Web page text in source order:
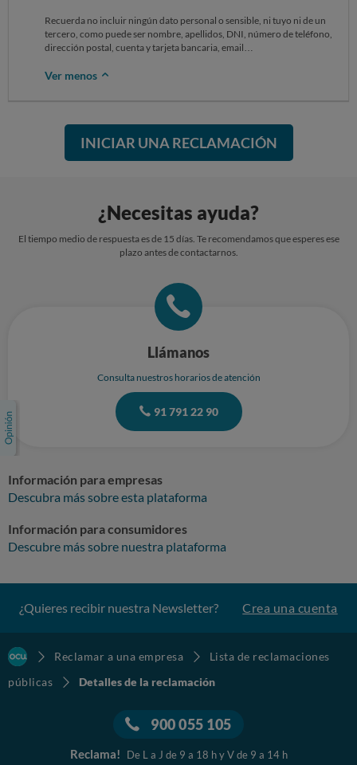
Recuerda no incluir ningún dato personal o sensible, ni tuyo ni de un
tercero, como puede ser nombre, apellidos, DNI, número de teléfono,
dirección postal, cuenta y tarjeta bancaria, email…
Ver menos
INICIAR UNA RECLAMACIÓN
¿Necesitas ayuda?
El tiempo medio de respuesta es de 15 días. Te recomendamos que esperes ese
plazo antes de contactarnos.
Llámanos
Consulta nuestros horarios de atención
91 791 22 90
Información para empresas
Descubra más sobre esta plataforma
Información para consumidores
Descubre más sobre nuestra plataforma
¿Quieres recibir nuestra Newsletter? Crea una cuenta
Reclamar a una empresa
Lista de reclamaciones
públicas
Detalles de la reclamación
900 055 105
Reclama! De L a J de 9 a 18 h y V de 9 a 14 h